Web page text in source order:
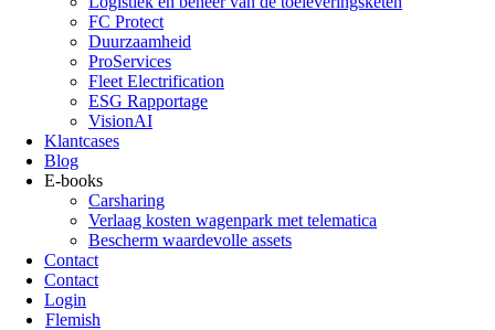
FC Protect
Duurzaamheid
ProServices
Fleet Electrification
ESG Rapportage
VisionAI
Klantcases
Blog
E-books
Carsharing
Verlaag kosten wagenpark met telematica
Bescherm waardevolle assets
Contact
Contact
Login
Flemish